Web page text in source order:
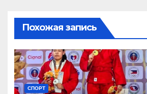
Похожая запись
СПОРТ